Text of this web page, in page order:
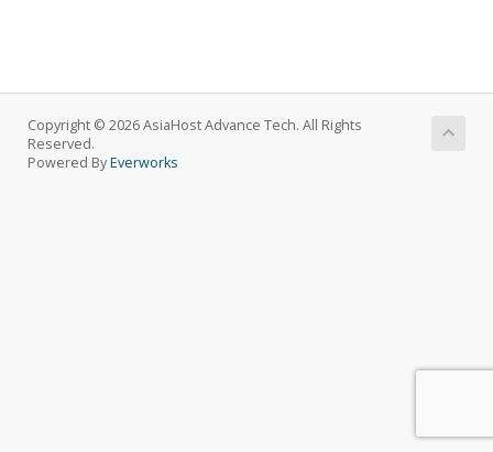
Copyright © 2026 AsiaHost Advance Tech. All Rights
Reserved.
Powered ByEverworks